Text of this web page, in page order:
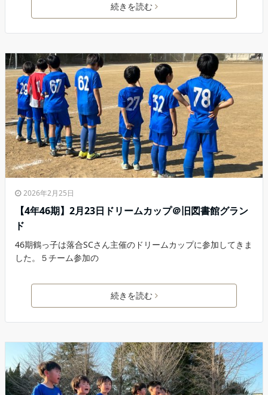
続きを読む
2026年2月25日
【4年46期】2月23日ドリームカップ＠旧図書館グラン
ド
46期鶴っ子は落合SCさん主催のドリームカップに参加してきま
した。５チーム参加の
続きを読む